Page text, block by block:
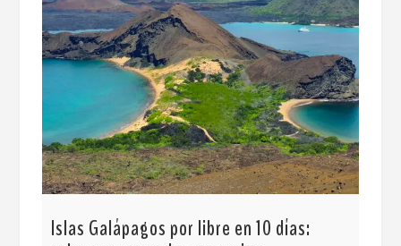
Islas Galápagos por libre en 10 días: